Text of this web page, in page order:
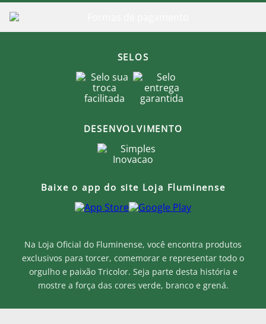
Na Loja Oficial do Fluminense, você encontra produtos
exclusivos para torcer, comemorar e representar todo o
orgulho e paixão Tricolor. Seja parte desta história e
mostre a força das cores verde, branco e grená.
SELOS
DESENVOLVIMENTO
Baixe o app do site Loja Fluminense